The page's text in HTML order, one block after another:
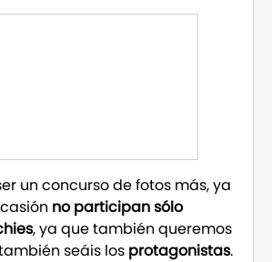
un concurso de fotos más, ya
no participan sólo
, ya que también queremos
seáis los protagonistas.